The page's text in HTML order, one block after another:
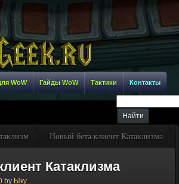
WoW Гайды WoW Тактики Контакты
Новый бета клиент Катаклизма
Катаклизма
by Ыку